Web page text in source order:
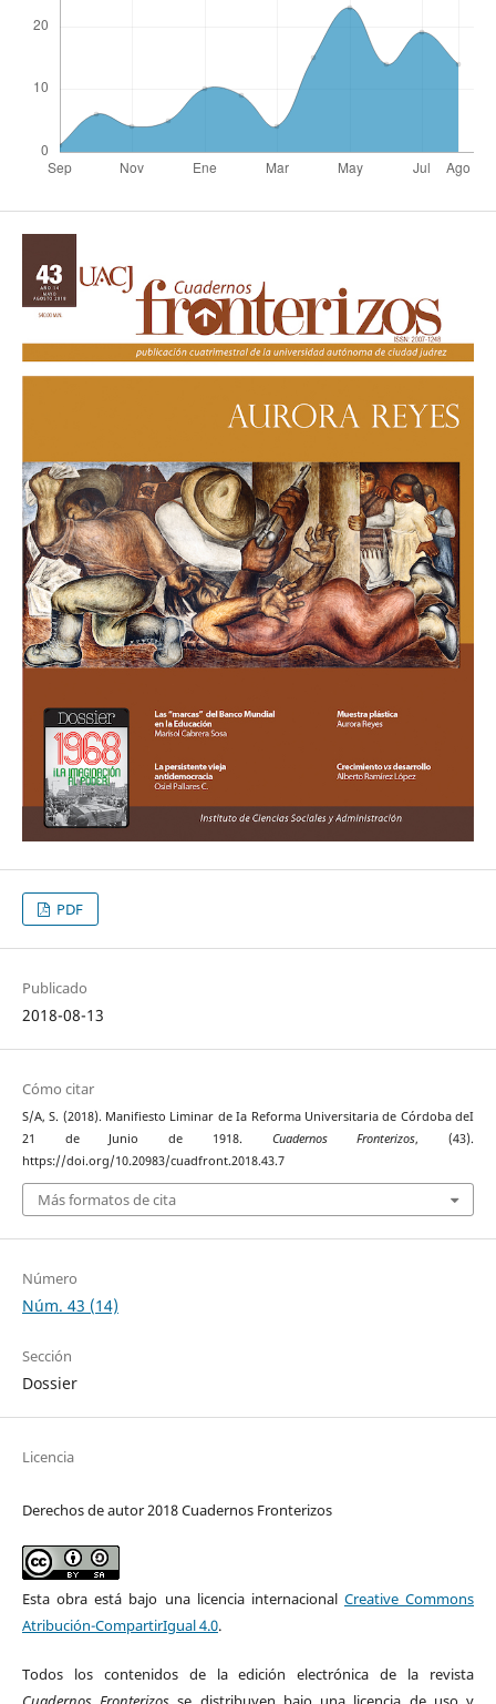
PDF
Publicado
2018-08-13
Cómo citar
S/A, S. (2018). Manifiesto Liminar de Ia Reforma Universitaria de Córdoba deI
21 de Junio de 1918. Cuadernos Fronterizos, (43).
https://doi.org/10.20983/cuadfront.2018.43.7
Más formatos de cita
Número
Núm. 43 (14)
Sección
Dossier
Licencia
Derechos de autor 2018 Cuadernos Fronterizos
Esta obra está bajo una licencia internacional Creative Commons
Atribución-CompartirIgual 4.0.
Todos los contenidos de la edición electrónica de la revista